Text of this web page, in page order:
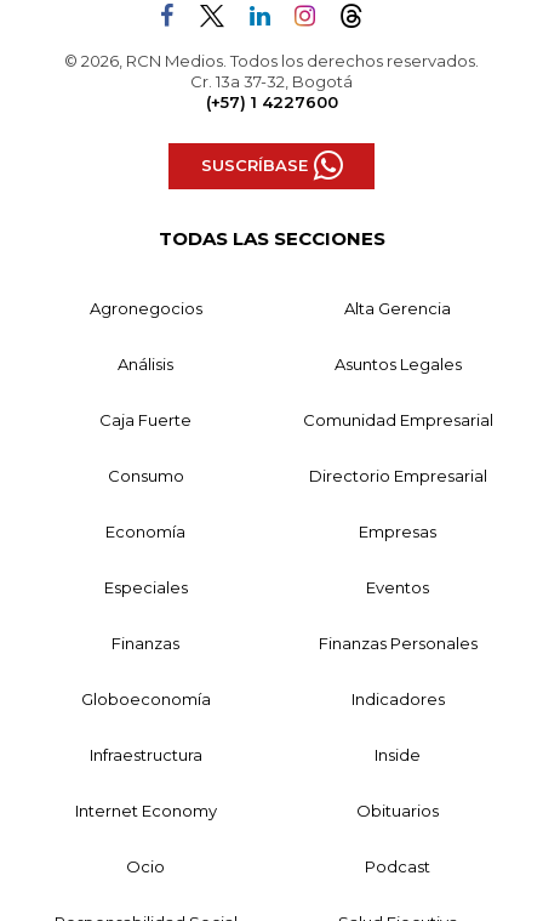
© 2026, RCN Medios. Todos los derechos reservados.
Cr. 13a 37-32, Bogotá
(+57) 1 4227600
SUSCRÍBASE
TODAS LAS SECCIONES
Agronegocios Alta Gerencia
Análisis Asuntos Legales
Caja Fuerte Comunidad Empresarial
Consumo Directorio Empresarial
Economía Empresas
Especiales Eventos
Finanzas Finanzas Personales
Globoeconomía Indicadores
Infraestructura Inside
Internet Economy Obituarios
Ocio Podcast